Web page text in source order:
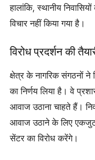
हालांकि, स्थानीय
विचार नहीं किया गया है।
विरोध प्रदर्शन की
क्षेत्र के नागरिक संगठनों
का निर्णय लिया है। वे
आवाज उठाना चाहते हैं।
आवाज उठाने के लिए
सेंटर का विरोध करेंगे।